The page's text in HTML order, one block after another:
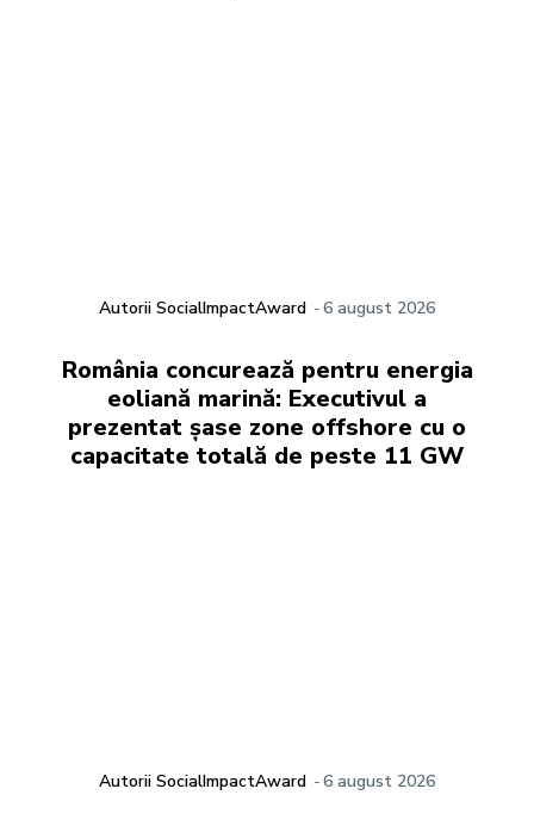
Autorii SocialImpactAward -6 august 2026
România concurează pentru energia
eoliană marină: Executivul a
prezentat șase zone offshore cu o
capacitate totală de peste 11 GW
Autorii SocialImpactAward -6 august 2026